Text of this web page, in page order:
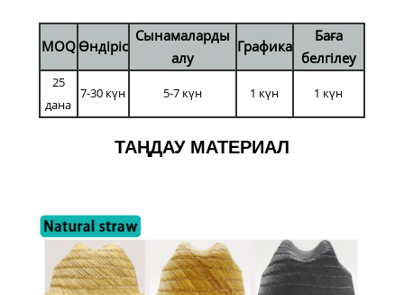
MOQ Өндіріс
Сынамаларды
алу
Графика
Баға
белгілеу
25
дана
7-30 күн 5-7 күн 1 күн 1 күн
ТАҢДАУ МАТЕРИАЛ